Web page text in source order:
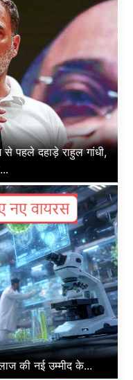
से पहले दहाड़े राहुल गांधी,
की नई उम्मीद के...